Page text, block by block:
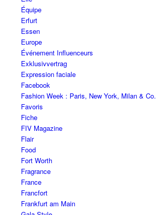
Équipe
Erfurt
Essen
Europe
Événement Influenceurs
Exklusivvertrag
Expression faciale
Facebook
Fashion Week : Paris, New York, Milan & Co.
Favoris
Fiche
FIV Magazine
Flair
Food
Fort Worth
Fragrance
France
Francfort
Frankfurt am Main